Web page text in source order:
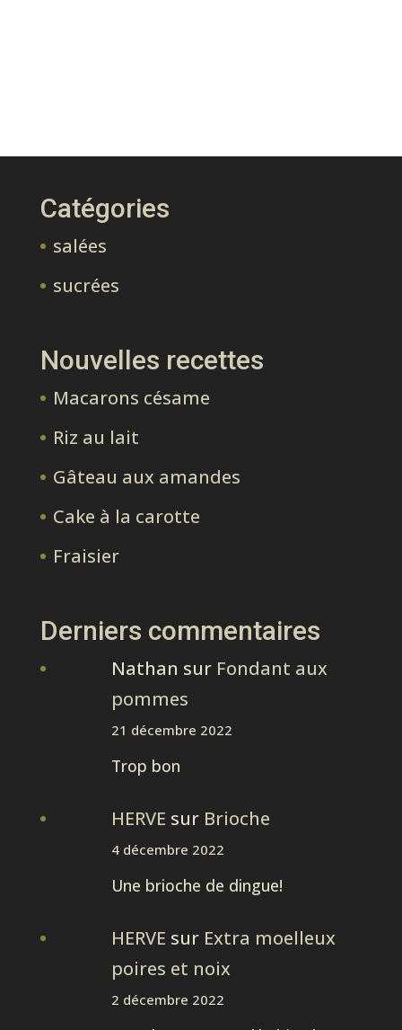
Catégories
salées
sucrées
Nouvelles recettes
Macarons césame
Riz au lait
Gâteau aux amandes
Cake à la carotte
Fraisier
Derniers commentaires
Nathan sur Fondant aux
pommes
21 décembre 2022
Trop bon
HERVE sur Brioche
4 décembre 2022
Une brioche de dingue!
HERVE sur Extra moelleux
poires et noix
2 décembre 2022